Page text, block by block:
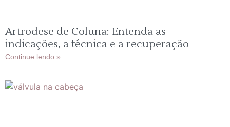
Artrodese de Coluna: Entenda as
indicações, a técnica e a recuperação
Continue lendo »